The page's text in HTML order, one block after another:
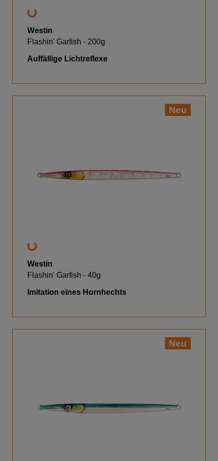
Westin
Flashin' Garfish - 200g
Auffällige Lichtreflexe
Neu
Westin
Flashin' Garfish - 40g
Imitation eines Hornhechts
Neu